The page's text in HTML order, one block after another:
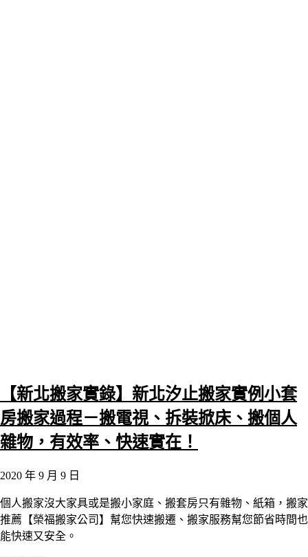
【新北搬家實錄】新北汐止搬家實例小套
房搬家過程－搬電視、拆裝掀床、搬個人
雜物，有效率、快速實在！
2020 年 9 月 9 日
個人搬家沒大家具或是搬小家庭、搬套房只有雜物、紙箱，搬家
推薦【榮福搬家公司】幫您快速搬遷、搬家服務幫您節省時間也
能快速又安全。